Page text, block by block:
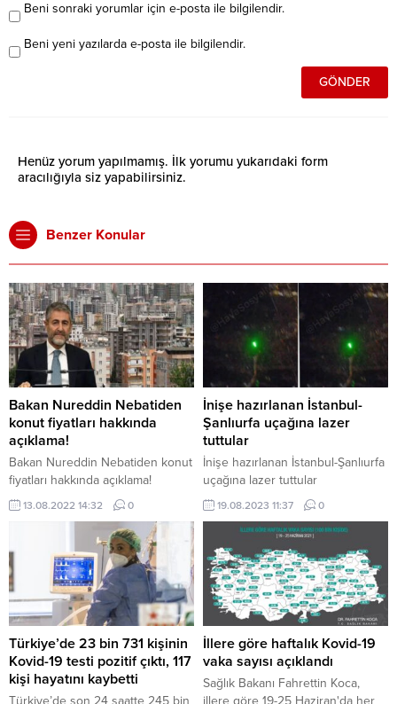
Beni sonraki yorumlar için e-posta ile bilgilendir.
Beni yeni yazılarda e-posta ile bilgilendir.
Henüz yorum yapılmamış. İlk yorumu yukarıdaki form
aracılığıyla siz yapabilirsiniz.
Benzer Konular
Bakan Nureddin Nebatiden
konut fiyatları hakkında
açıklama!
Bakan Nureddin Nebatiden konut
fiyatları hakkında açıklama!
13.08.2022 14:32 0
İnişe hazırlanan İstanbul-
Şanlıurfa uçağına lazer
tuttular
İnişe hazırlanan İstanbul-Şanlıurfa
uçağına lazer tuttular
19.08.2023 11:37 0
Türkiye’de 23 bin 731 kişinin
Kovid-19 testi pozitif çıktı, 117
kişi hayatını kaybetti
Türkiye’de son 24 saatte 245 bin
İllere göre haftalık Kovid-19
vaka sayısı açıklandı
Sağlık Bakanı Fahrettin Koca,
illere göre 19-25 Haziran'da her